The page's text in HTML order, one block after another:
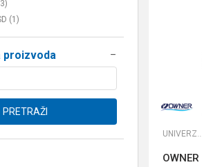
(1)
proizvoda
PRETRAŽI
UNIVERZALNE UDICE